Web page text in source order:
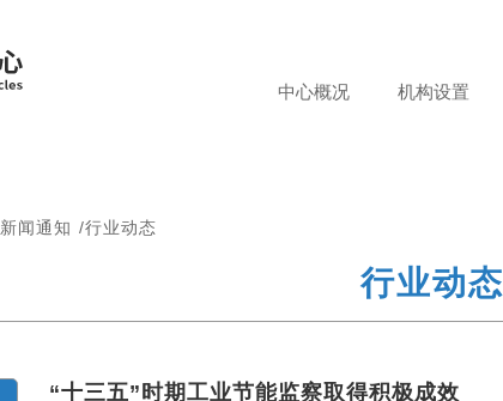
中心概况
中心简
向
机构设置
理事会
科学技
术委员
新闻通知 /行业动态
行业动态
“十三五”时期工业节能监察取得积极成效